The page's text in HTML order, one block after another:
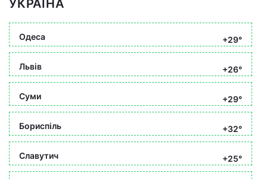
УКРАЇНА
Одеса +29°
Львів +26°
Суми +29°
Бориспіль +32°
Славутич +25°